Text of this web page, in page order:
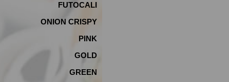
FUTOCALI
ONION CRISPY
PINK
GOLD
GREEN